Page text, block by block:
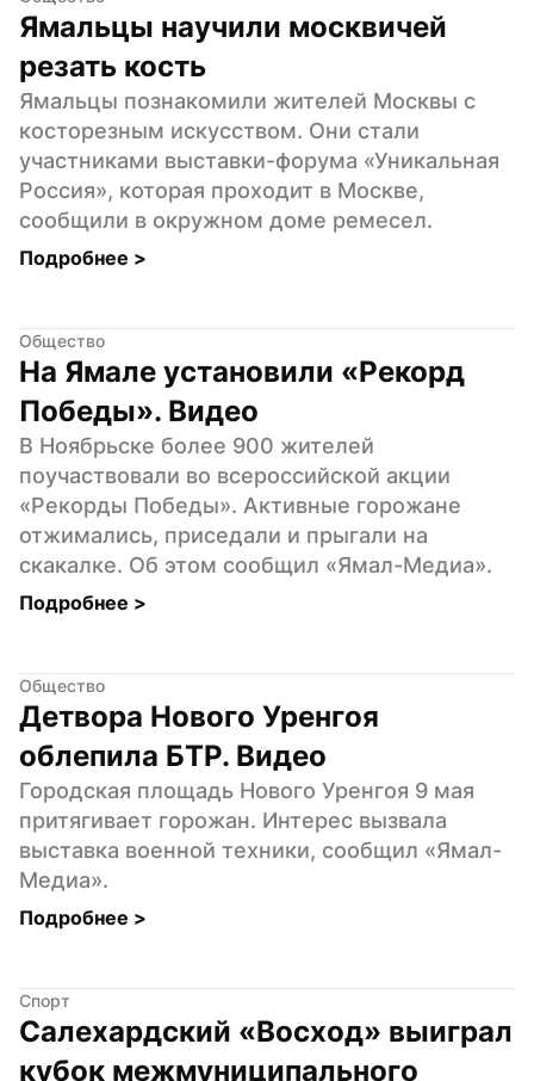
Ямальцы научили москвичей
резать кость
Ямальцы познакомили жителей Москвы с
косторезным искусством. Они стали
участниками выставки-форума «Уникальная
Россия», которая проходит в Москве,
сообщили в окружном доме ремесел.
Подробнее >
Общество
На Ямале установили «Рекорд
Победы». Видео
В Ноябрьске более 900 жителей
поучаствовали во всероссийской акции
«Рекорды Победы». Активные горожане
отжимались, приседали и прыгали на
скакалке. Об этом сообщил «Ямал-Медиа».
Подробнее >
Общество
Детвора Нового Уренгоя
облепила БТР. Видео
Городская площадь Нового Уренгоя 9 мая
притягивает горожан. Интерес вызвала
выставка военной техники, сообщил «Ямал-
Медиа».
Подробнее >
Спорт
Салехардский «Восход» выиграл
кубок межмуниципального